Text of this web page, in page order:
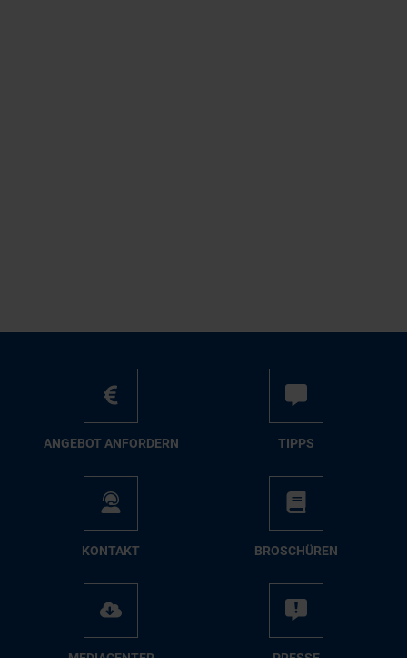
AN­GE­BOT AN­FOR­DERN TIPPS
KON­TAKT BRO­SCHÜ­REN